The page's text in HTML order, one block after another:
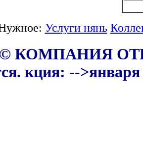
Услуги нянь
© КОМПАНИЯ
кция: -->января